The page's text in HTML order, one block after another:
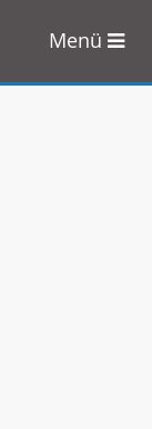
Menü